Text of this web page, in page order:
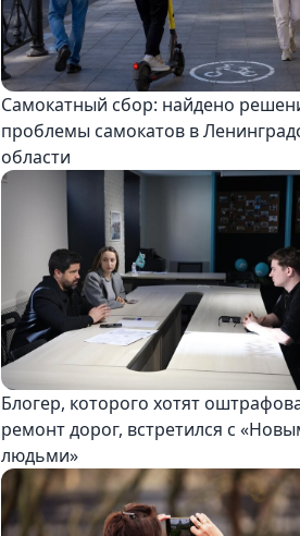
Самокатный сбор: найдено
проблемы самокатов в
области
Блогер, которого хотят
ремонт дорог, встретился с
людьми»